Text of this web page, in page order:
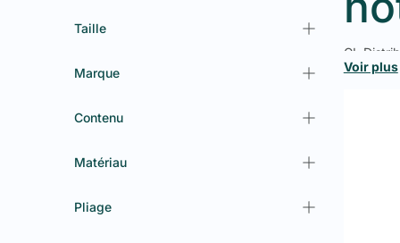
Taille
Marque
Contenu
Matériau
Pliage
GL
Voir plus